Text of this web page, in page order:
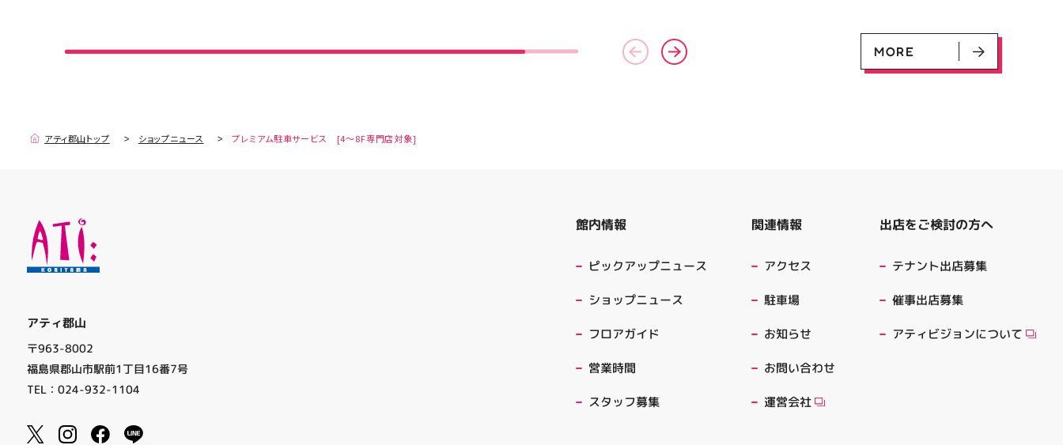
MORE
アティ郡山トップ ショップニュース プレミアム駐車サービス [4～8F専門店対象]
アティ郡山
〒963-8002
福島県郡山市駅前1丁目16番7号
TEL：024-932-1104
館内情報
ピックアップニュース
ショップニュース
フロアガイド
営業時間
スタッフ募集
関連情報
アクセス
駐車場
お知らせ
お問い合わせ
運営会社
出店をご検討の方へ
テナント出店募集
催事出店募集
アティビジョンについて